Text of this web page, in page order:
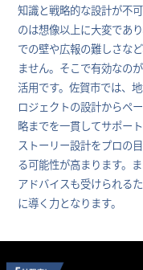
知識と戦略的な設計が不
のは想像以上に大変であ
での壁や広報の難しさな
ません。そこで有効なの
活用です。佐賀市では、
ロジェクトの設計からペ
略までを一貫してサポー
ストーリー設計をプロの
る可能性が高まります。
アドバイスも受けられる
に導く力となります。